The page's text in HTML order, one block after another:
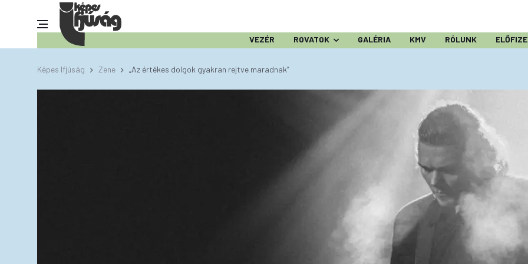
VEZÉR ROVATOK GALÉRIA KMV RÓLUNK
Képes Ifjúság Zene „Az értékes dolgok gyakran rejtve maradnak”